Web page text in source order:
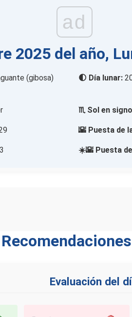
ad
2025 del año,
(gibosa)
🌓 Día lunar:
♏ Sol en
🌇 Puesta de
☀️🌇 Puesta
Evaluación del